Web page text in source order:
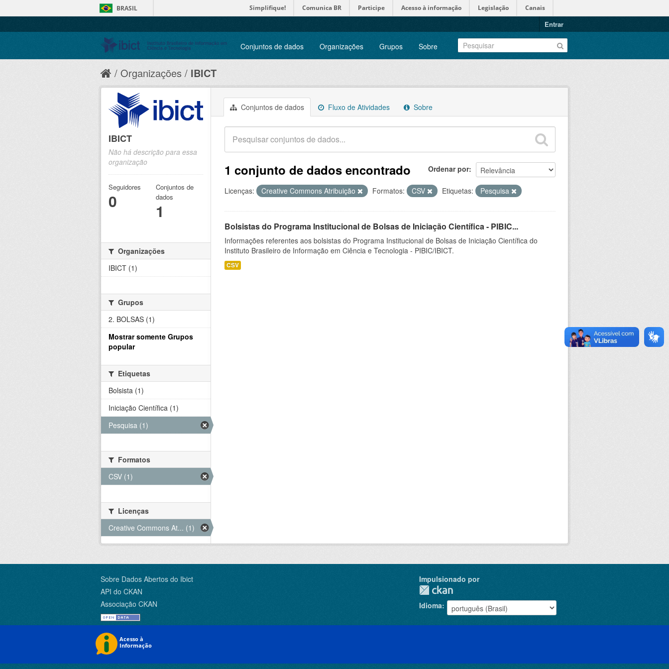
BRASIL Simplifique! Comunica BR Participe Acesso à informação Legislação Canais
Entrar
Conjuntos de dados Organizações Grupos Sobre
Organizações IBICT
Conjuntos de dados Fluxo de Atividades Sobre
Ordenar por
1 conjunto de dados encontrado
Licenças: Creative Commons Atribuição Formatos: CSV Etiquetas: Pesquisa
Bolsistas do Programa Institucional de Bolsas de Iniciação Científica - PIBIC...
Informações referentes aos bolsistas do Programa Institucional de Bolsas de Iniciação Científica do
Instituto Brasileiro de Informação em Ciência e Tecnologia - PIBIC/IBICT.
CSV
IBICT
Não há descrição para essa
organização
Seguidores
0
Conjuntos de
dados
1
Organizações
IBICT (1)
Grupos
2. BOLSAS (1)
Mostrar somente Grupos
popular
Etiquetas
Bolsista (1)
Iniciação Científica (1)
Pesquisa (1)
Formatos
CSV (1)
Licenças
Creative Commons At... (1)
Sobre Dados Abertos do Ibict
API do CKAN
Associação CKAN
Impulsionado por
Idioma